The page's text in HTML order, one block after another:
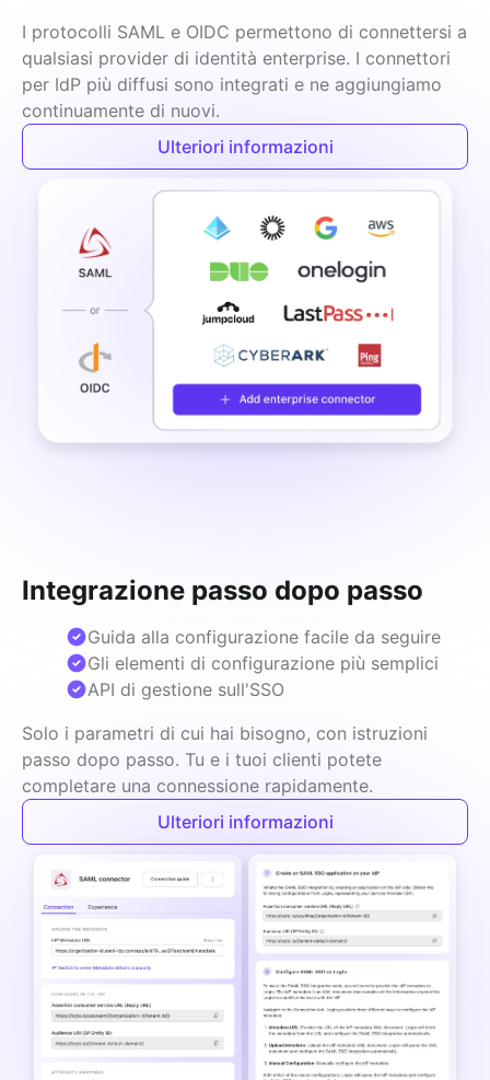
I protocolli SAML e OIDC permettono di connettersi a
qualsiasi provider di identità enterprise. I connettori
per IdP più diffusi sono integrati e ne aggiungiamo
continuamente di nuovi.
Ulteriori informazioni
Integrazione passo dopo passo
Solo i parametri di cui hai bisogno, con istruzioni
passo dopo passo. Tu e i tuoi clienti potete
completare una connessione rapidamente.
Guida alla configurazione facile da seguire
Gli elementi di configurazione più semplici
API di gestione sull'SSO
Ulteriori informazioni